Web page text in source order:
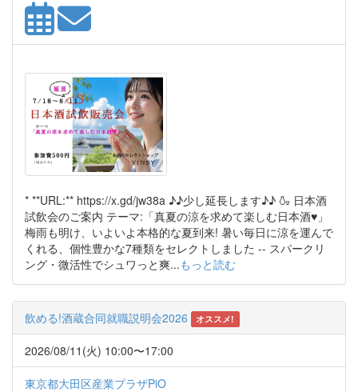
* **URL:** https://x.gd/jw38a ♪♪少し延長します♪♪ 🍶 日本酒
試飲会のご案内 テーマ:「真夏の涼を求めて楽しむ日本酒♥」
梅雨も明け、いよいよ本格的な夏到来! 暑い毎日に涼を運んで
くれる、個性豊かな7種類をセレクトしました -- スパークリ
ング・微活性でシュワっと爽...もっと読む
飲める!酒蔵合同就職説明会2026 オススメ!
2026/08/11(火) 10:00〜17:00
東京都大田区産業プラザPiO